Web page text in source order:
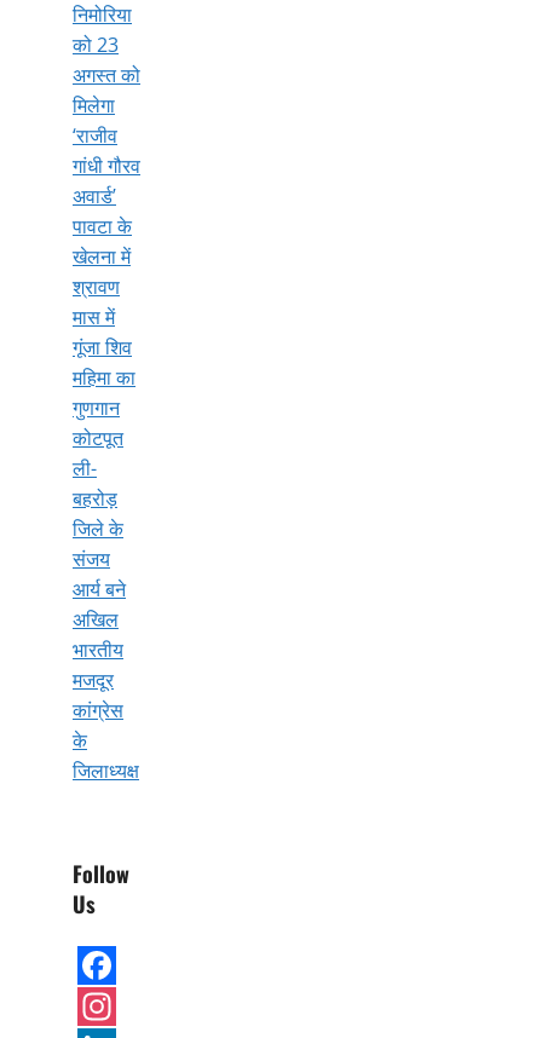
निमोरिया
को 23
अगस्त को
मिलेगा
‘राजीव
गांधी गौरव
अवार्ड’
पावटा के
खेलना में
श्रावण
मास में
गूंजा शिव
महिमा का
गुणगान
कोटपूत
ली-
बहरोड़
जिले के
संजय
आर्य बने
अखिल
भारतीय
मजदूर
कांग्रेस
के
जिलाध्यक्ष
Follow
Us
Facebook